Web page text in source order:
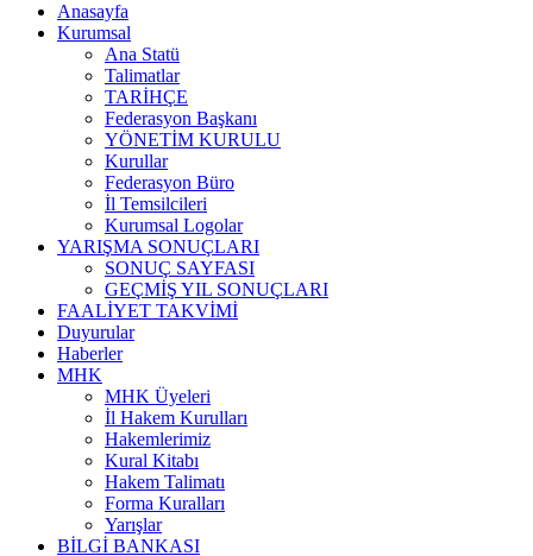
Anasayfa
Kurumsal
Ana Statü
Talimatlar
TARİHÇE
Federasyon Başkanı
YÖNETİM KURULU
Kurullar
Federasyon Büro
İl Temsilcileri
Kurumsal Logolar
YARIŞMA SONUÇLARI
SONUÇ SAYFASI
GEÇMİŞ YIL SONUÇLARI
FAALİYET TAKVİMİ
Duyurular
Haberler
MHK
MHK Üyeleri
İl Hakem Kurulları
Hakemlerimiz
Kural Kitabı
Hakem Talimatı
Forma Kuralları
Yarışlar
BİLGİ BANKASI